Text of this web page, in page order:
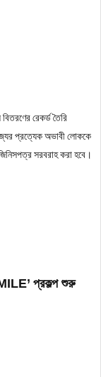
রেকর্ড তৈরি
প্রত্যেক অভাবী লোককে
সরবরাহ করা হবে।
প্রকল্প শুরু